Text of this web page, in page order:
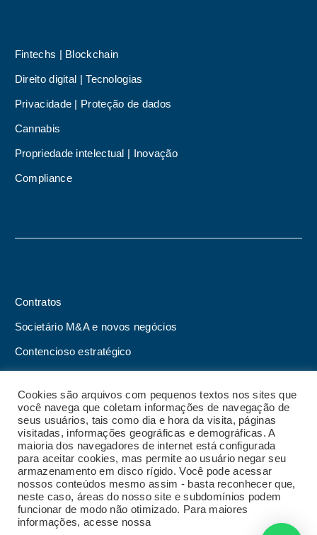
Fintechs | Blockchain
Direito digital | Tecnologias
Privacidade | Proteção de dados
Cannabis
Propriedade intelectual | Inovação
Compliance
Contratos
Societário M&A e novos negócios
Contencioso estratégico
Advogado online
Planos de assessoria mensal
2023 Malgueiro Campos Zardo Advocacia |Termos
e condições de uso do site|Política de privacidade
|Código de conduta|Política de privacidade para
Cookies são arquivos com pequenos textos nos sites que
você navega que coletam informações de navegação de
seus usuários, tais como dia e hora da visita, páginas
visitadas, informações geográficas e demográficas. A
maioria dos navegadores de internet está configurada
para aceitar cookies, mas permite ao usuário negar seu
armazenamento em disco rígido. Você pode acessar
nossos conteúdos mesmo assim - basta reconhecer que,
neste caso, áreas do nosso site e subdomínios podem
funcionar de modo não otimizado. Para maiores
informações, acesse nossa